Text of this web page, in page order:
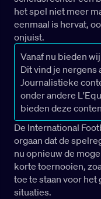
het spel niet meer
eenmaal is hervat,
onjuist.
Vanaf nu bieden
Dit vind je nergens
Journalistieke
onder andere
bieden deze
De International
orgaan dat de
nu opnieuw de
korte toernooien,
toe te staan voor het
situaties.